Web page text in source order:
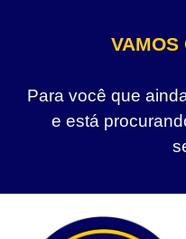
VAMOS
Para você que
e está